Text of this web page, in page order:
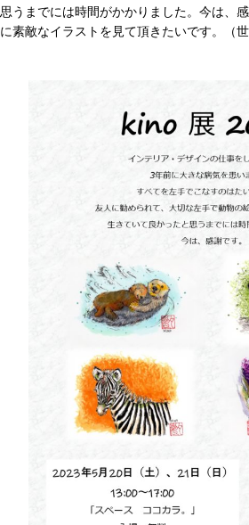
うまでには時間がかかりました。今は、
素敵なイラストを見て頂きたいです。（